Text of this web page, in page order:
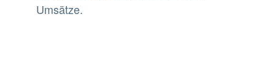
Umsätze.